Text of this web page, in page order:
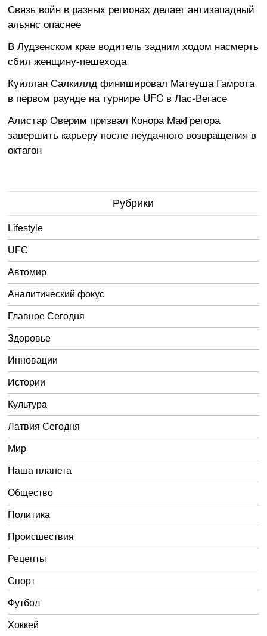
Связь войн в разных регионах делает антизападный
альянс опаснее
В Лудзенском крае водитель задним ходом насмерть
сбил женщину-пешехода
Куиллан Салкиллд финишировал Матеуша Гамрота
в первом раунде на турнире UFC в Лас-Вегасе
Алистар Оверим призвал Конора МакГрегора
завершить карьеру после неудачного возвращения в
октагон
Рубрики
Lifestyle
UFC
Автомир
Аналитический фокус
Главное Сегодня
Здоровье
Инновации
Истории
Культура
Латвия Сегодня
Мир
Наша планета
Общество
Политика
Происшествия
Рецепты
Спорт
Футбол
Хоккей